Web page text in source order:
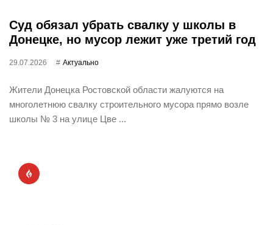
Суд обязал убрать свалку у школы в
Донецке, но мусор лежит уже третий год
29.07.2026 Актуально
Жители Донецка Ростовской области жалуются на
многолетнюю свалку строительного мусора прямо возле
школы № 3 на улице Цве ...